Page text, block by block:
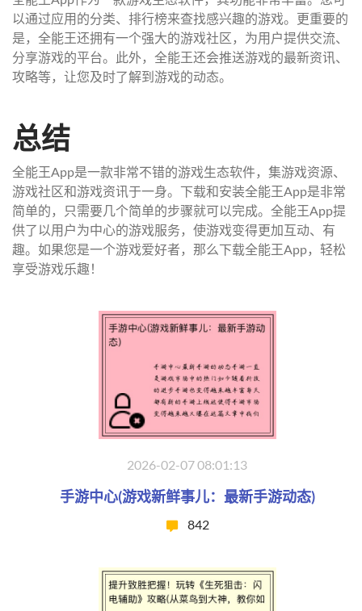
以通过应用的分类、排行榜来查找感兴趣的游戏。更重要的
是，全能王还拥有一个强大的游戏社区，为用户提供交流、
分享游戏的平台。此外，全能王还会推送游戏的最新资讯、
攻略等，让您及时了解到游戏的动态。
总结
全能王App是一款非常不错的游戏生态软件，集游戏资源、
游戏社区和游戏资讯于一身。下载和安装全能王App是非常
简单的，只需要几个简单的步骤就可以完成。全能王App提
供了以用户为中心的游戏服务，使游戏变得更加互动、有
趣。如果您是一个游戏爱好者，那么下载全能王App，轻松
享受游戏乐趣！
2026-02-07 08:01:13
手游中心(游戏新鲜事儿：最新手游动态)
842